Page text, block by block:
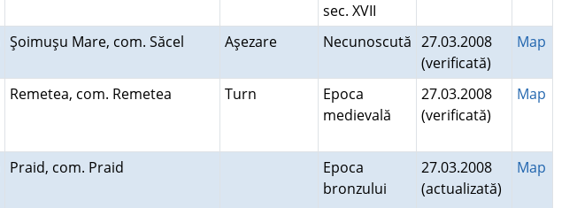
sec. XVII
Şoimuşu Mare, com. Săcel Aşezare Necunoscută 27.03.2008
(verificată)
Map
Remetea, com. Remetea Turn
Epoca
medievală
27.03.2008
(verificată)
Map
Praid, com. Praid
Epoca
bronzului
27.03.2008
(actualizată)
Map